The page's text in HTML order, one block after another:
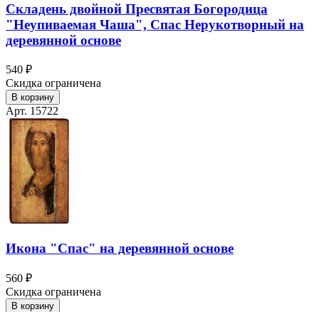
Складень двойной Пресвятая Богородица
"Неупиваемая Чаша", Спас Нерукотворный на
деревянной основе
540 ₽
Скидка ограничена
В корзину
Арт. 15722
Икона "Спас" на деревянной основе
560 ₽
Скидка ограничена
В корзину